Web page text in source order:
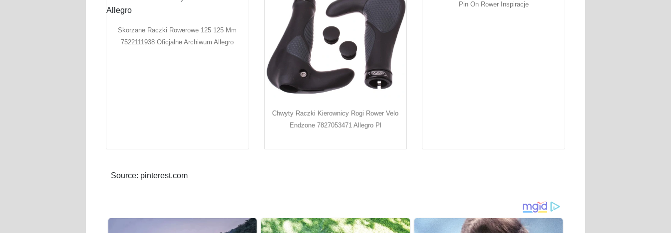
Skorzane Raczki Rowerowe 125 125 Mm
7522111938 Oficjalne Archiwum Allegro
Chwyty Raczki Kierownicy Rogi Rower Velo
Endzone 7827053471 Allegro Pl
Pin On Rower Inspiracje
Source: pinterest.com